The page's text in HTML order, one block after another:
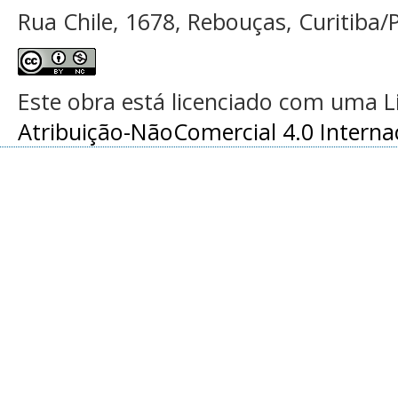
Rua Chile, 1678, Rebouças, Curitiba/
Este obra está licenciado com uma
Atribuição-NãoComercial 4.0